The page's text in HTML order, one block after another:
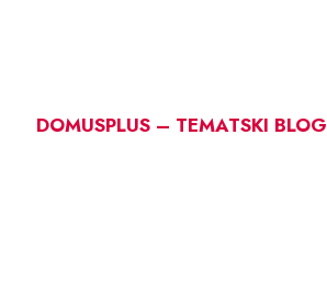
DOMUSPLUS – TEMATSKI BLOG